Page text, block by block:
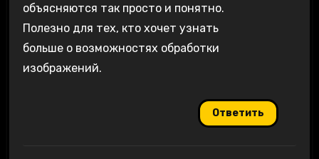
объясняются так просто и понятно.
Полезно для тех, кто хочет узнать
больше о возможностях обработки
изображений.
Ответить